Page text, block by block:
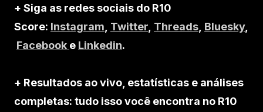
+ Siga as redes sociais do R10
Score: Instagram Twitter Threads Bluesky,
Facebook e Linkedin.
+ Resultados ao vivo, estatísticas e análises
completas: tudo isso você encontra no R10